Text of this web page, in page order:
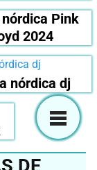
Pink
2024
nórdica dj